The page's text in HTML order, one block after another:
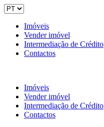
Imóveis
Vender imóvel
Intermediação de Crédito
Contactos
Imóveis
Vender imóvel
Intermediação de Crédito
Contactos